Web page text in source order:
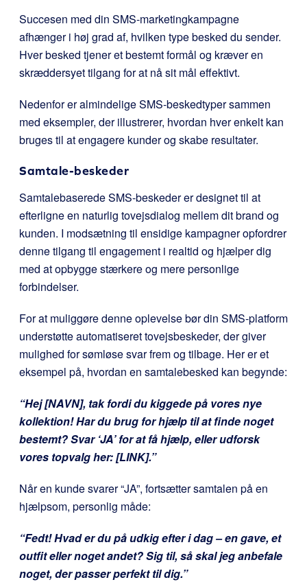
Succesen med din SMS-marketingkampagne
afhænger i høj grad af, hvilken type besked du sender.
Hver besked tjener et bestemt formål og kræver en
skræddersyet tilgang for at nå sit mål effektivt.
Nedenfor er almindelige SMS-beskedtyper sammen
med eksempler, der illustrerer, hvordan hver enkelt kan
bruges til at engagere kunder og skabe resultater.
Samtale-beskeder
Samtalebaserede SMS-beskeder er designet til at
efterligne en naturlig tovejsdialog mellem dit brand og
kunden. I modsætning til ensidige kampagner opfordrer
denne tilgang til engagement i realtid og hjælper dig
med at opbygge stærkere og mere personlige
forbindelser.
For at muliggøre denne oplevelse bør din SMS-platform
understøtte automatiseret tovejsbeskeder, der giver
mulighed for sømløse svar frem og tilbage. Her er et
eksempel på, hvordan en samtalebesked kan begynde:
“Hej [NAVN], tak fordi du kiggede på vores nye
kollektion! Har du brug for hjælp til at finde noget
bestemt? Svar ‘JA’ for at få hjælp, eller udforsk
vores topvalg her: [LINK].”
Når en kunde svarer “JA”, fortsætter samtalen på en
hjælpsom, personlig måde:
“Fedt! Hvad er du på udkig efter i dag – en gave, et
outfit eller noget andet? Sig til, så skal jeg anbefale
noget, der passer perfekt til dig.”